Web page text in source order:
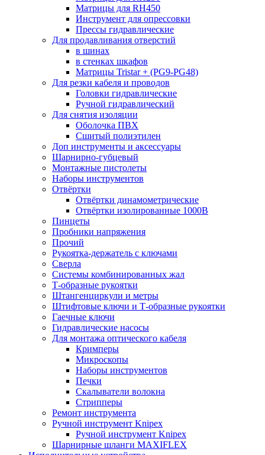
Матрицы для RH450
Инструмент для опрессовки
Прессы гидравлические
Для продавливания отверстий
в шинах
в стенках шкафов
Матрицы Tristar + (PG9-PG48)
Для резки кабеля и проводов
Головки гидравлические
Ручной гидравлический
Для снятия изоляции
Оболочка ПВХ
Сшитый полиэтилен
Доп инструменты и аксессуары
Шарнирно-губцевый
Монтажные пистолеты
Наборы инструментов
Отвёртки
Отвёртки динамометрические
Отвёртки изолированные 1000В
Пинцеты
Пробники напряжения
Прочий
Рукоятка-держатель с ключами
Сверла
Системы комбинированных жал
Т-образные рукоятки
Штангенциркули и метры
Штифтовые ключи и Т-образные рукоятки
Гаечные ключи
Гидравлические насосы
Для монтажа оптического кабеля
Кримперы
Микроскопы
Наборы инструментов
Печки
Скалыватели волокна
Стрипперы
Ремонт инструмента
Ручной инструмент Knipex
Ручной инструмент Knipex
Шарнирные шланги MAXIFLEX